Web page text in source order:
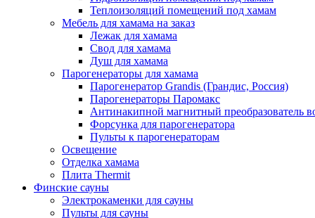
Теплоизоляций помещений под хамам
Мебель для хамама на заказ
Лежак для хамама
Свод для хамама
Душ для хамама
Парогенераторы для хамама
Парогенератор Grandis (Грандис, Россия)
Парогенераторы Паромакс
Антинакипной магнитный преобразователь
Форсунка для парогенератора
Пульты к парогенераторам
Освещение
Отделка хамама
Плита Thermit
Финские сауны
Электрокаменки для сауны
Пульты для сауны